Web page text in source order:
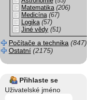
Matematika (206)
Medicína (67)
Logika (57)
Jiné vědy (51)
Počítače a technika (847)
Ostatní (2175)
Přihlaste se
Uživatelské jméno